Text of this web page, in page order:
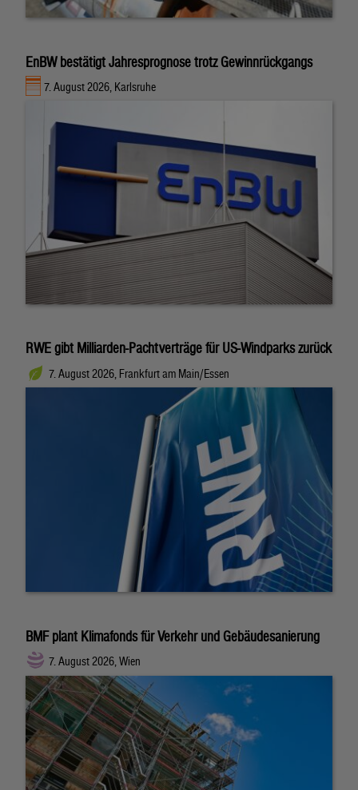
EnBW bestätigt Jahresprognose trotz Gewinnrückgangs
7. August 2026, Karlsruhe
RWE gibt Milliarden-Pachtverträge für US-Windparks zurück
7. August 2026, Frankfurt am Main/Essen
BMF plant Klimafonds für Verkehr und Gebäudesanierung
7. August 2026, Wien